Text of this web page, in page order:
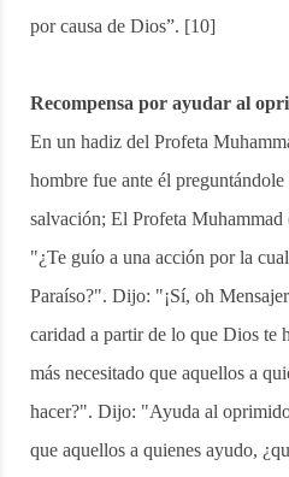
por causa de Dios”. [10]
Recompensa por ayudar al
En un hadiz del Profeta
hombre fue ante él
salvación; El Profeta
"¿Te guío a una acción por la
Paraíso?". Dijo: "¡Sí, oh
caridad a partir de lo que Dios
más necesitado que aquellos a
hacer?". Dijo: "Ayuda al
que aquellos a quienes ayudo,